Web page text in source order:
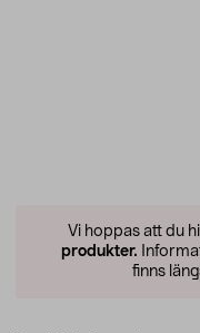
Vi hoppas att du
produkter.
finns